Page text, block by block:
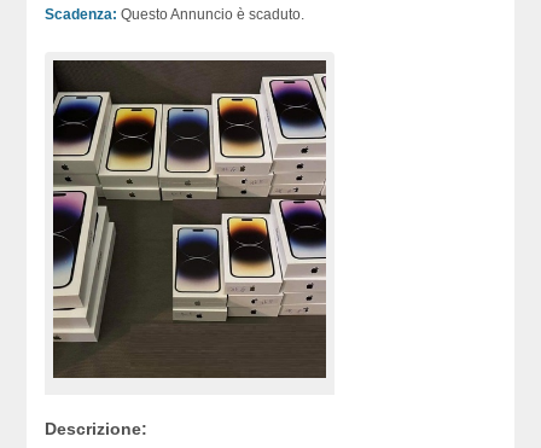
Scadenza: Questo Annuncio è scaduto.
Descrizione: